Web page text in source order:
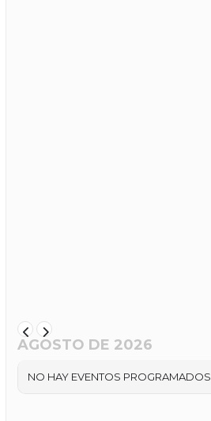
AGOSTO DE 2026
NO HAY EVENTOS PROGRAMADOS